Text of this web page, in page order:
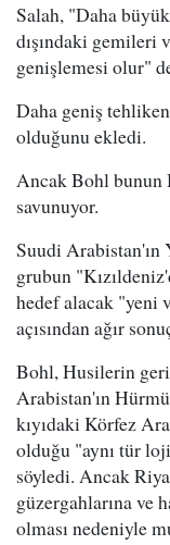
Salah, "Daha
dışındaki gemileri
genişlemesi olur"
Daha geniş
olduğunu ekledi.
Ancak Bohl bunun
savunuyor.
Suudi Arabistan'ın
grubun
hedef alacak "yeni
açısından ağır
Bohl, Husilerin
Arabistan'ın
kıyıdaki Körfez
olduğu "aynı tür
söyledi. Ancak
güzergahlarına ve
olması nedeniyle